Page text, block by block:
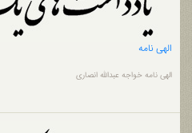
الهی نامه
الهی نامه خواجه عبدالله انصاری